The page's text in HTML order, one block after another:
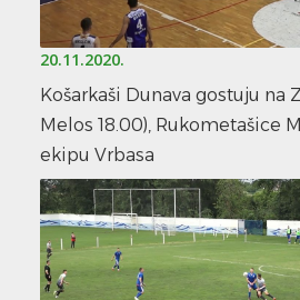
20.11.2020.
Košarkaši Dunava gostuju na
Melos 18.00), Rukometašice
ekipu Vrbasa